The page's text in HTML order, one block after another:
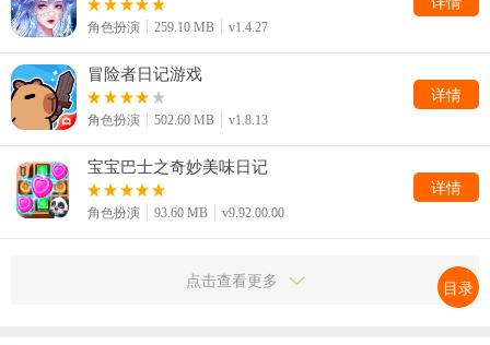
角色扮演 259.10 MB v1.4.27
冒险者日记游戏
角色扮演 502.60 MB v1.8.13
详情
宝宝巴士之奇妙美味日记
角色扮演 93.60 MB v9.92.00.00
详情
点击查看更多 目录